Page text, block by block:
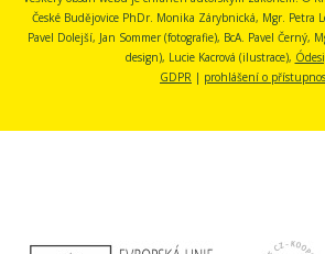
České Budějovice PhDr. Monika Zárybnická, Mgr. Petra
Pavel Dolejší, Jan Sommer (fotografie), BcA. Pavel Černý,
design), Lucie Kacrová (ilustrace),
GDPR | prohlášení o